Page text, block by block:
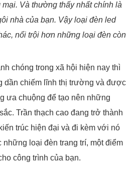
Và thường thấy nhất chính là
nhà của bạn. Vậy loại đèn led
nổi trội hơn những loại đèn còn
chóng trong xã hội hiện nay thì
dần chiếm lĩnh thị trường và được
ưa chuộng để tạo nên những
Trần thạch cao đang trở thành
trúc hiện đại và đi kèm với nó
những loại đèn trang trí, một điểm
công trình của bạn.